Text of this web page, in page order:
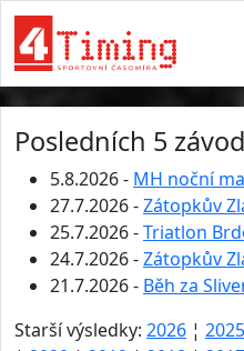
Posledních 5
5.8.2026 - MH noční
27.7.2026 -Zátopkův
25.7.2026 -Triatlon
24.7.2026 -Zátopkův
21.7.2026 - Běh za
Starší výsledky: 2026 ¦ 2025